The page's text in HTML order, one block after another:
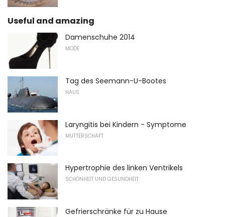
Useful and amazing
Damenschuhe 2014
MODE
Tag des Seemann-U-Bootes
HAUS
Laryngitis bei Kindern - Symptome
MUTTERSCHAFT
Hypertrophie des linken Ventrikels
SCHÖNHEIT UND GESUNDHEIT
Gefrierschränke für zu Hause